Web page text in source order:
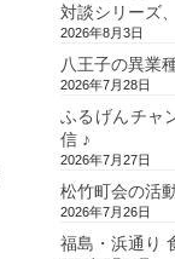
対談シリーズ
2026年8月3日
八王子の異業
2026年7月28日
ふるげんチャ
信 ♪
2026年7月27日
松竹町会の活
2026年7月26日
福島・浜通り